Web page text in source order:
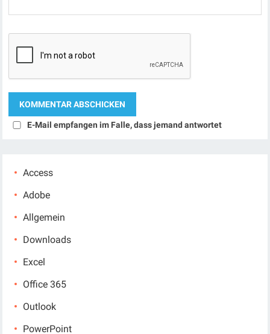
E-Mail empfangen im Falle, dass jemand antwortet
Access
Adobe
Allgemein
Downloads
Excel
Office 365
Outlook
PowerPoint